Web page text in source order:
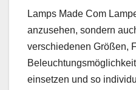
Lamps Made Com
anzusehen, sondern
verschiedenen Größen,
einsetzen und so